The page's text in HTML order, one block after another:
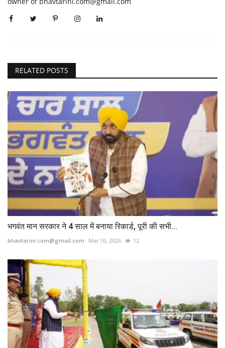
RELATED POSTS
भगवंत मान सरकार ने 4 साल में बनाया रिकार्ड, पूरी की सभी...
bhavtarini.com@gmail.com Mar 16, 2026 12